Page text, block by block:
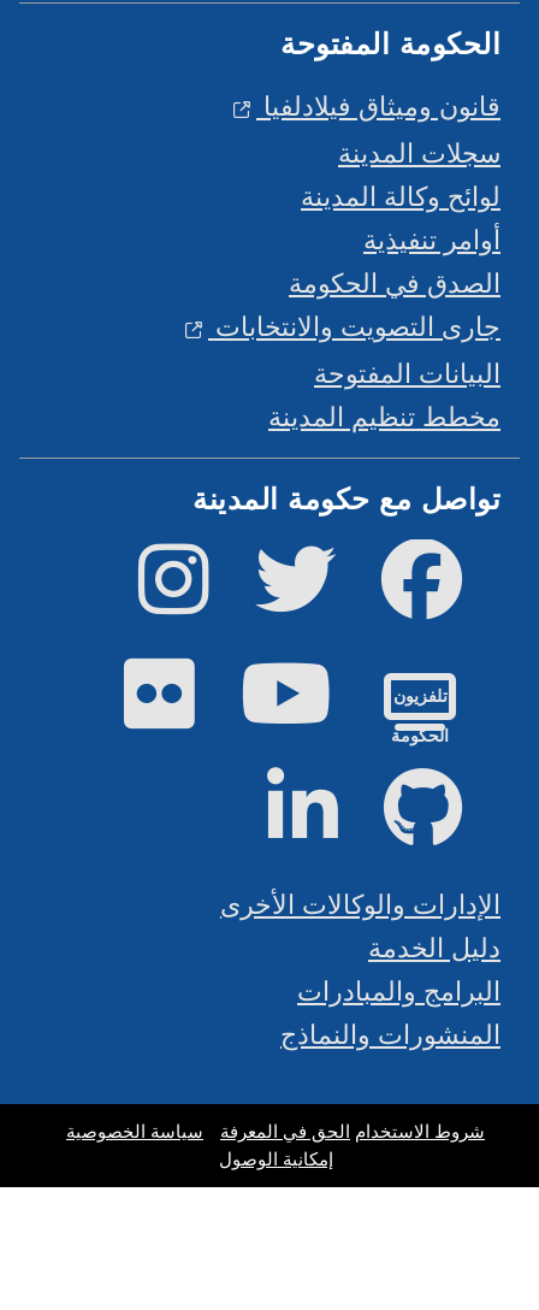
الحكومة المفتوحة
قانون وميثاق فيلادلفيا
سجلات المدينة
لوائح وكالة المدينة
أوامر تنفيذية
الصدق في الحكومة
جارى التصويت والانتخابات
البيانات المفتوحة
مخطط تنظيم المدينة
تواصل مع حكومة المدينة
فيس بوك تويتر إينستاجرام
تلفزيون
الحكومة
يوتيوب فليكر
جيت هاب لينكد إن
الإدارات والوكالات الأخرى
دليل الخدمة
البرامج والمبادرات
المنشورات والنماذج
شروط الاستخدام الحق في المعرفة
سياسة الخصوصية
إمكانية الوصول